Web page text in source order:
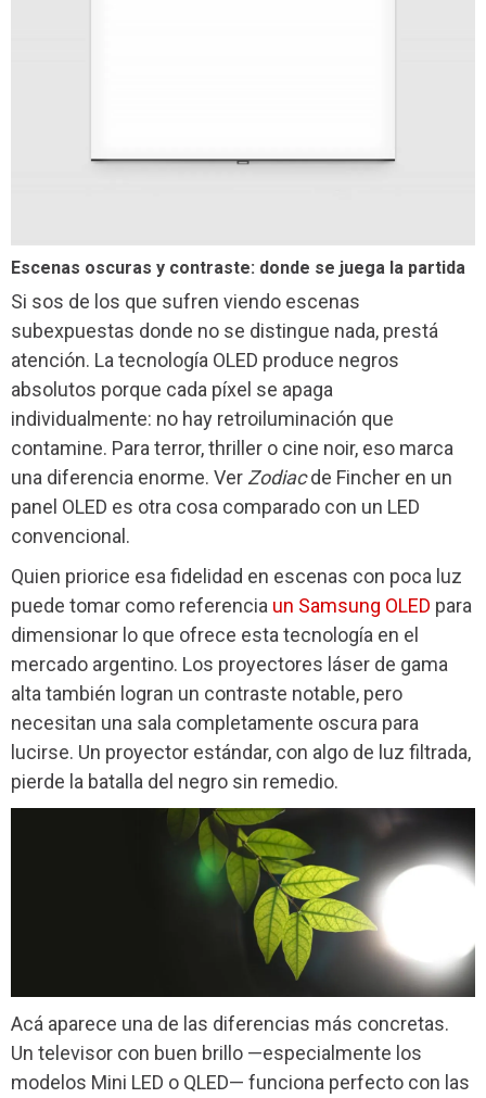
Escenas oscuras y contraste: donde se juega la partida
Si sos de los que sufren viendo escenas
subexpuestas donde no se distingue nada, prestá
atención. La tecnología OLED produce negros
absolutos porque cada píxel se apaga
individualmente: no hay retroiluminación que
contamine. Para terror, thriller o cine noir, eso marca
una diferencia enorme. Ver Zodiacde Fincher en un
panel OLED es otra cosa comparado con un LED
convencional.
Quien priorice esa fidelidad en escenas con poca luz
puede tomar como referencia un Samsung OLED para
dimensionar lo que ofrece esta tecnología en el
mercado argentino. Los proyectores láser de gama
alta también logran un contraste notable, pero
necesitan una sala completamente oscura para
lucirse. Un proyector estándar, con algo de luz filtrada,
pierde la batalla del negro sin remedio.
Acá aparece una de las diferencias más concretas.
Un televisor con buen brillo —especialmente los
modelos Mini LED o QLED— funciona perfecto con las